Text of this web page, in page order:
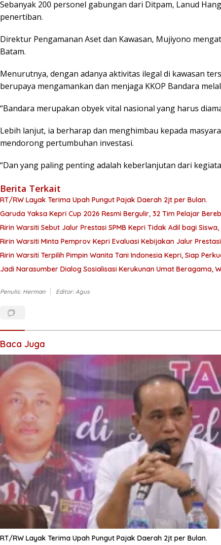
Sebanyak 200 personel gabungan dari Ditpam, Lanud
penertiban.
Direktur Pengamanan Aset dan Kawasan, Mujiyono
Batam.
Menurutnya, dengan adanya aktivitas ilegal di kawasan
berupaya mengamankan dan menjaga KKOP Bandara
“Bandara merupakan obyek vital nasional yang harus
Lebih lanjut, ia berharap dan menghimbau kepada
mendorong pertumbuhan investasi.
“Dan yang paling penting adalah keberlanjutan dari
Berita Terkait
RT/RW Layak Terima Upah Pungut Pajak Daerah 2jt per Bulan.
Garuda Yaksa Kepri Cup 2026 Resmi Bergulir, 32 Tim Pelajar
Ririn Warsiti Sebut Jalur Prestasi SPMB Kepri Tidak Adil bagi
Ririn Warsiti Minta Pemprov Kepri Evaluasi Kebijakan Jalur Prestasi
Ririn Warsiti Terpilih Pimpin Wanita Tani Indonesia Kepri, Siap
Jadi Narasumber Dialog Sosialisasi Kerukunan Umat Beragama,
Penulis: Herman Editor: Agus
Baca Juga
RT/RW Layak Terima Upah Pungut Pajak Daerah 2jt per Bulan.